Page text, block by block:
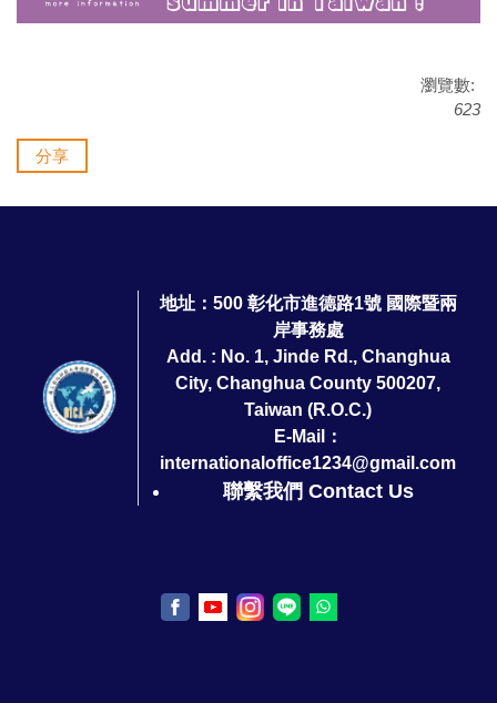
瀏覽數:
623
分享
地址：500 彰化市進德路1號 國際暨兩
岸事務處
Add. : No. 1, Jinde Rd., Changhua
City, Changhua County 500207,
Taiwan (R.O.C.)
E-Mail：
internationaloffice1234@gmail.com
聯繫我們 Contact Us